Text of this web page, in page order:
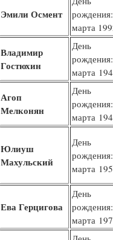
Эмили Осмент
марта
Владимир
Гостюхин
День
марта
Агоп
Мелконян
День
марта
Юлиуш
Махульский
День
марта
Ева Герцигова
День
марта